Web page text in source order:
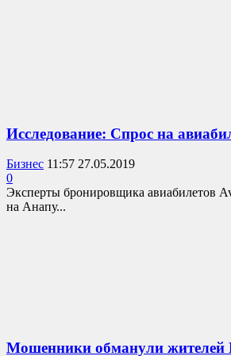
Исследование: Спрос на
Бизнес 11:57 27.05.2019
0
Эксперты бронировщика авиабилетов
на Анапу...
Мошенники обманули жителей